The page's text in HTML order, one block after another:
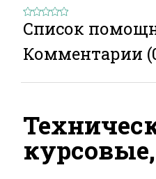
Список
Комментарии